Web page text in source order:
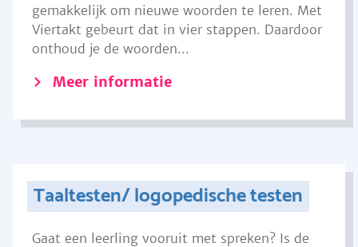
gemakkelijk om nieuwe woorden te leren. Met
Viertakt gebeurt dat in vier stappen. Daardoor
onthoud je de woorden...
Meer informatie
Taaltesten/ logopedische testen
Gaat een leerling vooruit met spreken? Is de